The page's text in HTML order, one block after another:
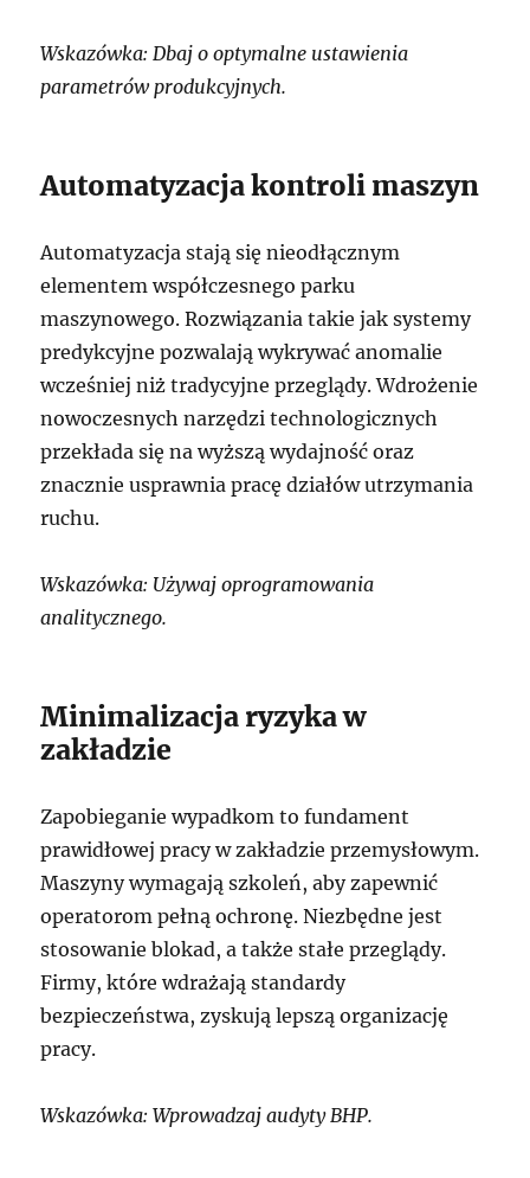
Wskazówka: Dbaj o optymalne ustawienia
parametrów produkcyjnych.
Automatyzacja kontroli maszyn
Automatyzacja stają się nieodłącznym
elementem współczesnego parku
maszynowego. Rozwiązania takie jak systemy
predykcyjne pozwalają wykrywać anomalie
wcześniej niż tradycyjne przeglądy. Wdrożenie
nowoczesnych narzędzi technologicznych
przekłada się na wyższą wydajność oraz
znacznie usprawnia pracę działów utrzymania
ruchu.
Wskazówka: Używaj oprogramowania
analitycznego.
Minimalizacja ryzyka w
zakładzie
Zapobieganie wypadkom to fundament
prawidłowej pracy w zakładzie przemysłowym.
Maszyny wymagają szkoleń, aby zapewnić
operatorom pełną ochronę. Niezbędne jest
stosowanie blokad, a także stałe przeglądy.
Firmy, które wdrażają standardy
bezpieczeństwa, zyskują lepszą organizację
pracy.
Wskazówka: Wprowadzaj audyty BHP.